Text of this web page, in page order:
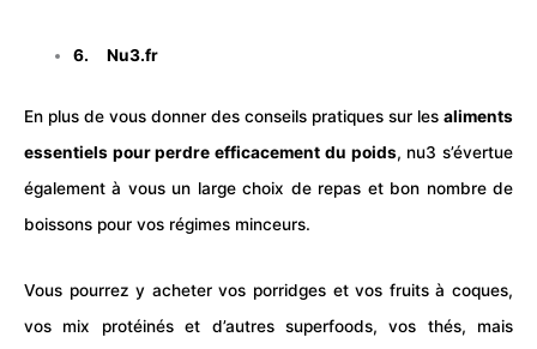
6.Nu3.fr
En plus de vous donner des conseils pratiques sur les aliments
essentiels pour perdre efficacement du poids, nu3 s’évertue
également à vous un large choix de repas et bon nombre de
boissons pour vos régimes minceurs.
Vous pourrez y acheter vos porridges et vos fruits à coques,
vos mix protéinés et d’autres superfoods, vos thés, mais